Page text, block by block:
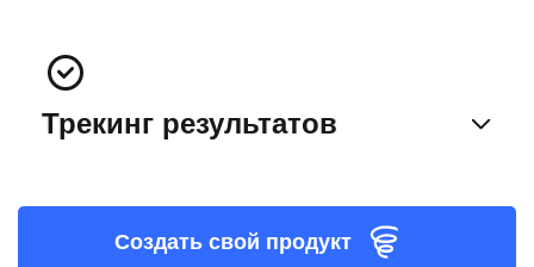
Трекинг результатов
Создать свой продукт